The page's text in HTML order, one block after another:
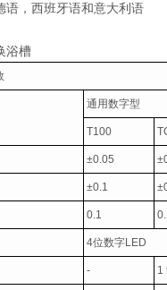
，西班牙语和意大利语
浴槽
通用数字型
T100
±0.05
±0.1
0.1
4位数字LED
- 1